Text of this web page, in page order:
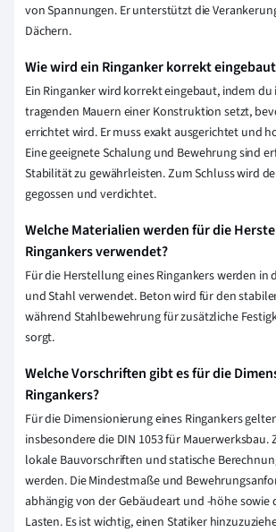
von Spannungen. Er unterstützt die
Dächern.
Wie wird ein Ringanker korrekt
Ein Ringanker wird korrekt eingebaut, indem du
tragenden Mauern einer Konstruktion setzt,
errichtet wird. Er muss exakt ausgerichtet und
Eine geeignete Schalung und Bewehrung sind
Stabilität zu gewährleisten. Zum Schluss wird
gegossen und verdichtet.
Welche Materialien werden für die
Ringankers verwendet?
Für die Herstellung eines Ringankers werden in
und Stahl verwendet. Beton wird für den
während Stahlbewehrung für zusätzliche
sorgt.
Welche Vorschriften gibt es für die
Ringankers?
Für die Dimensionierung eines Ringankers
insbesondere die DIN 1053 für Mauerwerksbau.
lokale Bauvorschriften und statische
werden. Die Mindestmaße und
abhängig von der Gebäudeart und -höhe
Lasten. Es ist wichtig, einen Statiker